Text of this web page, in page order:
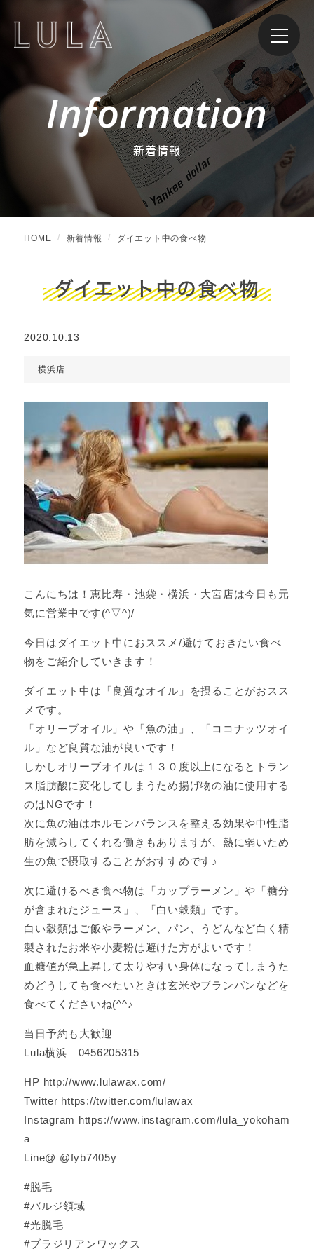
Information
新着情報
HOME 新着情報 ダイエット中の食べ物
ダイエット中の食べ物
2020.10.13
横浜店
こんにちは！恵比寿・池袋・横浜・大宮店は今日も元
気に営業中です(^▽^)/
今日はダイエット中におススメ/避けておきたい食べ
物をご紹介していきます！
ダイエット中は「良質なオイル」を摂ることがおスス
メです。
「オリーブオイル」や「魚の油」、「ココナッツオイ
ル」など良質な油が良いです！
しかしオリーブオイルは１３０度以上になるとトラン
ス脂肪酸に変化してしまうため揚げ物の油に使用する
のはNGです！
次に魚の油はホルモンバランスを整える効果や中性脂
肪を減らしてくれる働きもありますが、熱に弱いため
生の魚で摂取することがおすすめです♪
次に避けるべき食べ物は「カップラーメン」や「糖分
が含まれたジュース」、「白い穀類」です。
白い穀類はご飯やラーメン、パン、うどんなど白く精
製されたお米や小麦粉は避けた方がよいです！
血糖値が急上昇して太りやすい身体になってしまうた
めどうしても食べたいときは玄米やブランパンなどを
食べてくださいね(^^♪
当日予約も大歓迎
Lula横浜 0456205315
HP http://www.lulawax.com/
Twitter https://twitter.com/lulawax
Instagram https://www.instagram.com/lula_yokoham
a
Line@ @fyb7405y
#脱毛
#バルジ領域
#光脱毛
#ブラジリアンワックス